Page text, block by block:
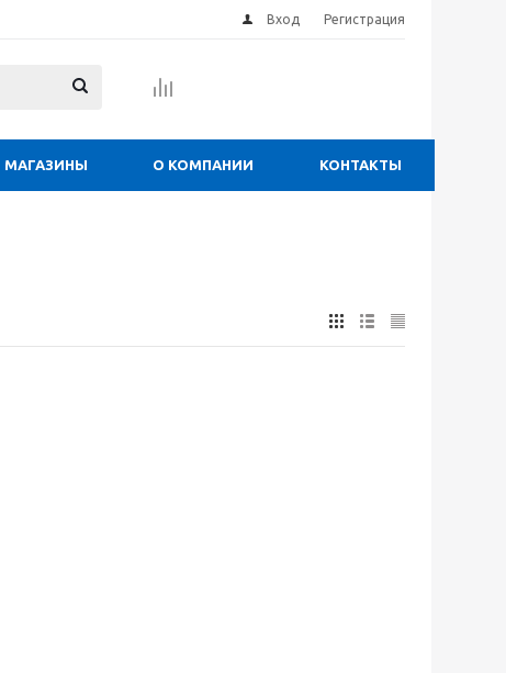
Вход Регистрация
МАГАЗИНЫ О КОМПАНИИ КОНТАКТЫ